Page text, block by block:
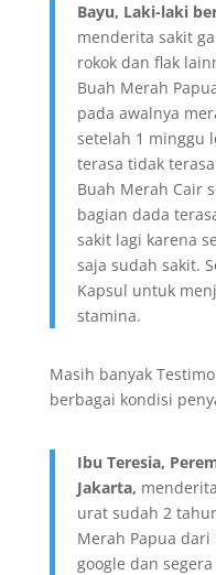
Bayu, Laki-laki
menderita sakit
rokok dan flak
Buah Merah
pada awalnya
setelah 1 minggu
terasa tidak
Buah Merah Cair
bagian dada
sakit lagi karena
saja sudah sakit.
Kapsul untuk
stamina.
Masih banyak
berbagai kondisi
Ibu Teresia,
Jakarta,
urat sudah 2
Merah Papua dari
google dan